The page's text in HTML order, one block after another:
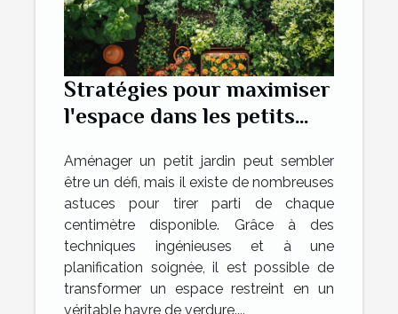
Stratégies pour maximiser
l'espace dans les petits
Aménager un petit jardin peut sembler
être un défi, mais il existe de nombreuses
astuces pour tirer parti de chaque
centimètre disponible. Grâce à des
techniques ingénieuses et à une
planification soignée, il est possible de
transformer un espace restreint en un
véritable havre de verdure....